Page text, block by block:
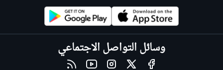
وسائل التواصل الاجتماعي